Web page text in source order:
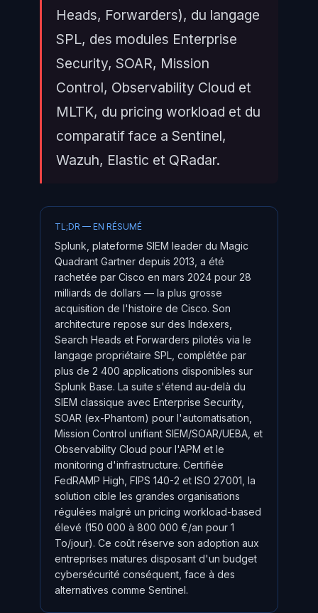
Heads, Forwarders), du langage
SPL, des modules Enterprise
Security, SOAR, Mission
Control, Observability Cloud et
MLTK, du pricing workload et du
comparatif face a Sentinel,
Wazuh, Elastic et QRadar.
TL;DR — EN RÉSUMÉ
Splunk, plateforme SIEM leader du Magic
Quadrant Gartner depuis 2013, a été
rachetée par Cisco en mars 2024 pour 28
milliards de dollars — la plus grosse
acquisition de l'histoire de Cisco. Son
architecture repose sur des Indexers,
Search Heads et Forwarders pilotés via le
langage propriétaire SPL, complétée par
plus de 2 400 applications disponibles sur
Splunk Base. La suite s'étend au-delà du
SIEM classique avec Enterprise Security,
SOAR (ex-Phantom) pour l'automatisation,
Mission Control unifiant SIEM/SOAR/UEBA, et
Observability Cloud pour l'APM et le
monitoring d'infrastructure. Certifiée
FedRAMP High, FIPS 140-2 et ISO 27001, la
solution cible les grandes organisations
régulées malgré un pricing workload-based
élevé (150 000 à 800 000 €/an pour 1
To/jour). Ce coût réserve son adoption aux
entreprises matures disposant d'un budget
cybersécurité conséquent, face à des
alternatives comme Sentinel.